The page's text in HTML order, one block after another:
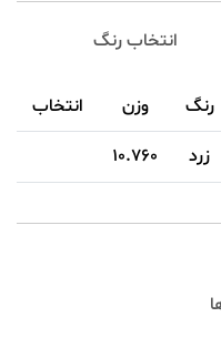
انتخاب رنگ
رنگ وزن انتخاب
زرد 10.760